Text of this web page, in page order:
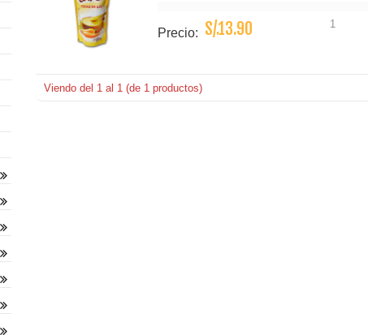
Precio: S/.13.90 1
Viendo del 1 al 1 (de 1 productos)